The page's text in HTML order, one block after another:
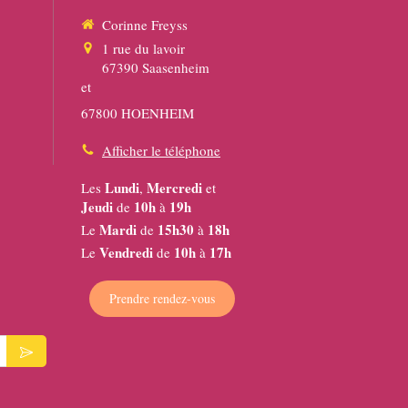
Corinne Freyss
1 rue du lavoir
67390 Saasenheim
et
67800 HOENHEIM
Afficher le téléphone
Les Lundi, Mercredi et
Jeudi de 10h à 19h
Le Mardi de 15h30 à 18h
Le Vendredi de 10h à 17h
Prendre rendez-vous